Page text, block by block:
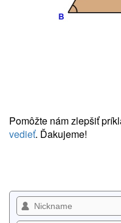
Pomôžte nám zlepšiť
vedieť. Ďakujeme!